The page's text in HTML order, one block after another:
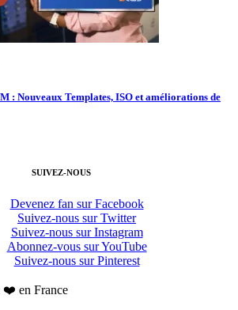
: Nouveaux Templates, ISO et améliorations de
SUIVEZ-NOUS
Devenez fan sur Facebook
Suivez-nous sur Twitter
Suivez-nous sur Instagram
Abonnez-vous sur YouTube
Suivez-nous sur Pinterest
❤️ en France